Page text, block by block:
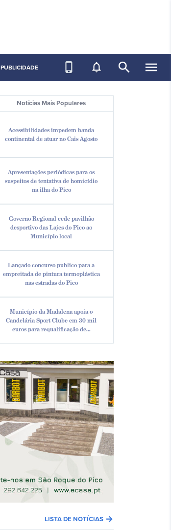
PUBLICIDADE phone_iphone notifications_none search menu
Notícias Mais Populares
Acessibilidades impedem banda
continental de atuar no Cais Agosto
Apresentações periódicas para os
suspeitos de tentativa de homicídio
na ilha do Pico
Governo Regional cede pavilhão
desportivo das Lajes do Pico ao
Município local
Lançado concurso publico para a
empreitada de pintura termoplástica
nas estradas do Pico
Município da Madalena apoia o
Candelária Sport Clube em 30 mil
euros para requalificação de...
LISTA DE NOTÍCIAS arrow_forward